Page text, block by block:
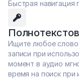
Быстрая навигация
Ищите любое слово
записи при
момент в аудио
время на поиск при